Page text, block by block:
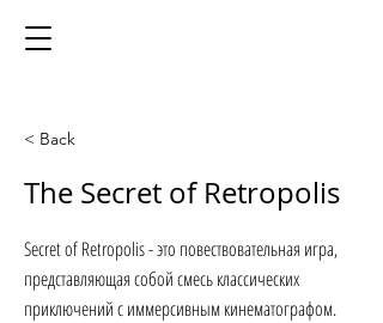
< Back
The Secret of Retropolis
Secret of Retropolis - это повествовательная игра,
представляющая собой смесь классических
приключений с иммерсивным кинематографом.